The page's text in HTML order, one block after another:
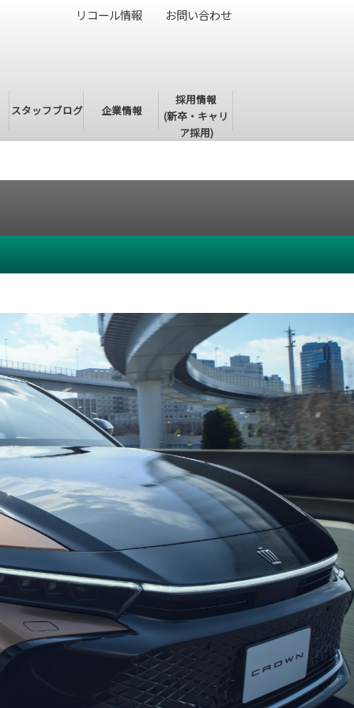
スタッフブログ 企業情報
採用情報
(新卒・キャリ
ア採用)
リコール情報 お問い合わせ